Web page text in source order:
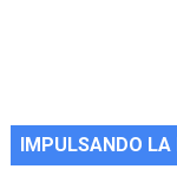
IMPULSANDO